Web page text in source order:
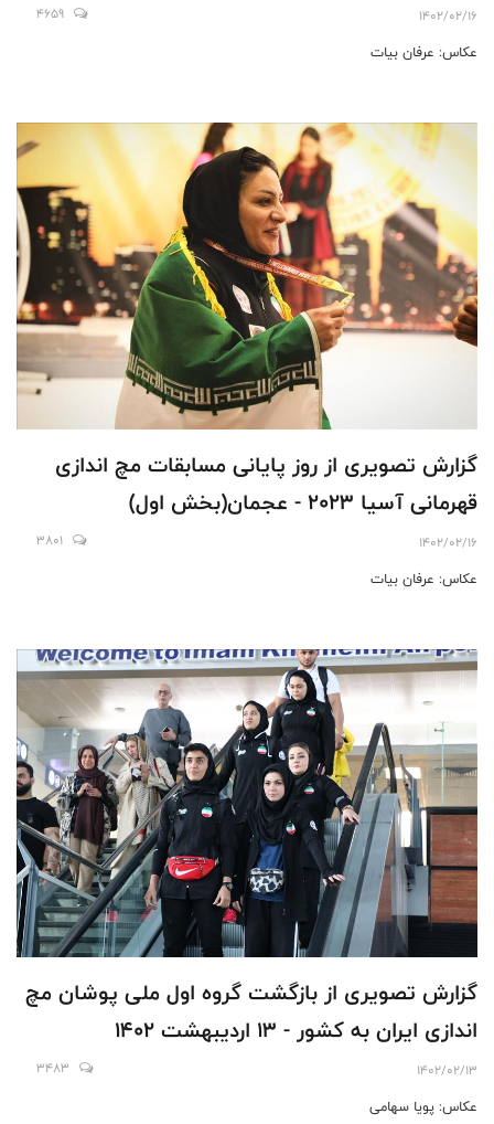
1402/02/16
4659
عکاس: عرفان بیات
گزارش تصویری از روز پایانی مسابقات مچ اندازی
قهرمانی آسیا 2023 - عجمان(بخش اول)
1402/02/16
3801
عکاس: عرفان بیات
گزارش تصویری از بازگشت گروه اول ملی پوشان مچ
اندازی ایران به کشور - 13 اردیبهشت 1402
1402/02/13
3483
عکاس: پویا سهامی